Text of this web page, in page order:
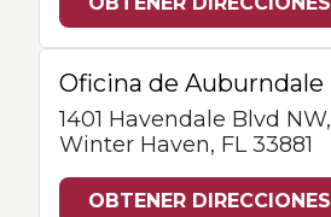
Oficina de Auburndale
1401 Havendale Blvd NW,
Winter Haven, FL 33881
OBTENER DIRECCIONES